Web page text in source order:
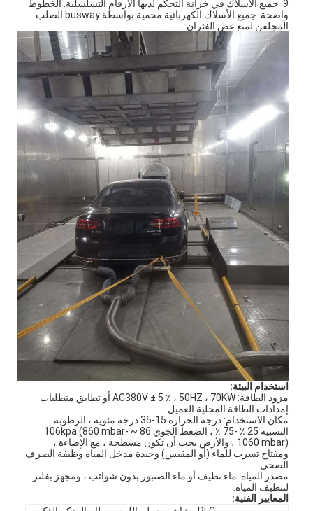
المنزل
المنتجات
فيديوهات
حولنا
جولة في المصنع
مراقبة الجودة
اتصل بنا
أخبار
مدونة
أجهزة اختبار الأجهزة الكهربائية
مختبر كفاءة الطاقة
معدات اختبار المركبات
9. جميع الأسلاك في خزانة التحكم لديها الأرقام التسلسلية. الخطوط
واضحة. جميع الأسلاك الكهربائية محمية بواسطة busway الصلب
المجلفن لمنع عض الفئران.
استخدام البيئة:
مزود الطاقة: AC380V ± 5 ٪ ، 50HZ ، 70KW أو تطابق متطلبات
إمدادات الطاقة المحلية العميل.
مكان الاستخدام: درجة الحرارة 15-35 درجة مئوية ، الرطوبة
النسبية 25 ٪ -75 ٪ ، الضغط الجوي 86 ~ 106kpa (860 mbar-
1060 mbar) ، والأرض يجب أن تكون مسطحة ، مع الإضاءة ،
ومفتاح تسرب للماء (أو المقبس) وجيدة مدخل المياه وظيفة الصرف
الصحي.
مصدر المياه: ماء نظيف أو ماء الصنبور بدون شوائب ، ومجهز بفلتر
لتنظيف المياه.
المعايير الفنية: